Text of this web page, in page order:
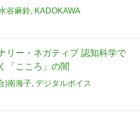
谷麻鈴 KADOKAWA
リー・ネガティブ 認知科学で
「こころ」の闇
)南海子 デジタルボイス